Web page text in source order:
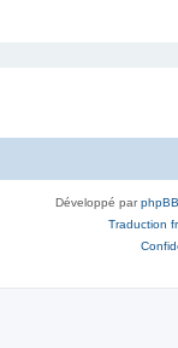
Développé parphpBB
Traduction